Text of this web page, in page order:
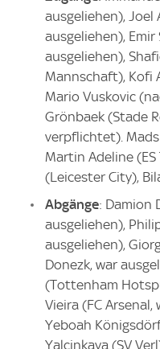
ausgeliehen), Joel
ausgeliehen), Emir
ausgeliehen),
Mannschaft), Kofi
Mario Vuskovic
Grönbaek (Stade
verpflichtet). Mads
Martin Adeline (ES
(Leicester City),
Abgänge: Damion
ausgeliehen),
ausgeliehen),
Donezk, war
(Tottenham
Vieira (FC
Yeboah
Yalcinkaya (SV